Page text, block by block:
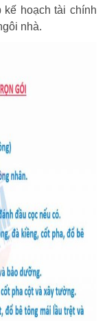
hoạch tài chính
nhà.